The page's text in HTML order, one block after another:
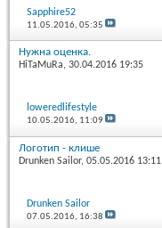
Sapphire52
11.05.2016,05:35
Нужна оценка.
HiTaMuRa, 30.04.2016 19:35
loweredlifestyle
10.05.2016, 11:09
Логотип - клише
Drunken Sailor, 05.05.2016 13:11
Drunken Sailor
07.05.2016, 16:38